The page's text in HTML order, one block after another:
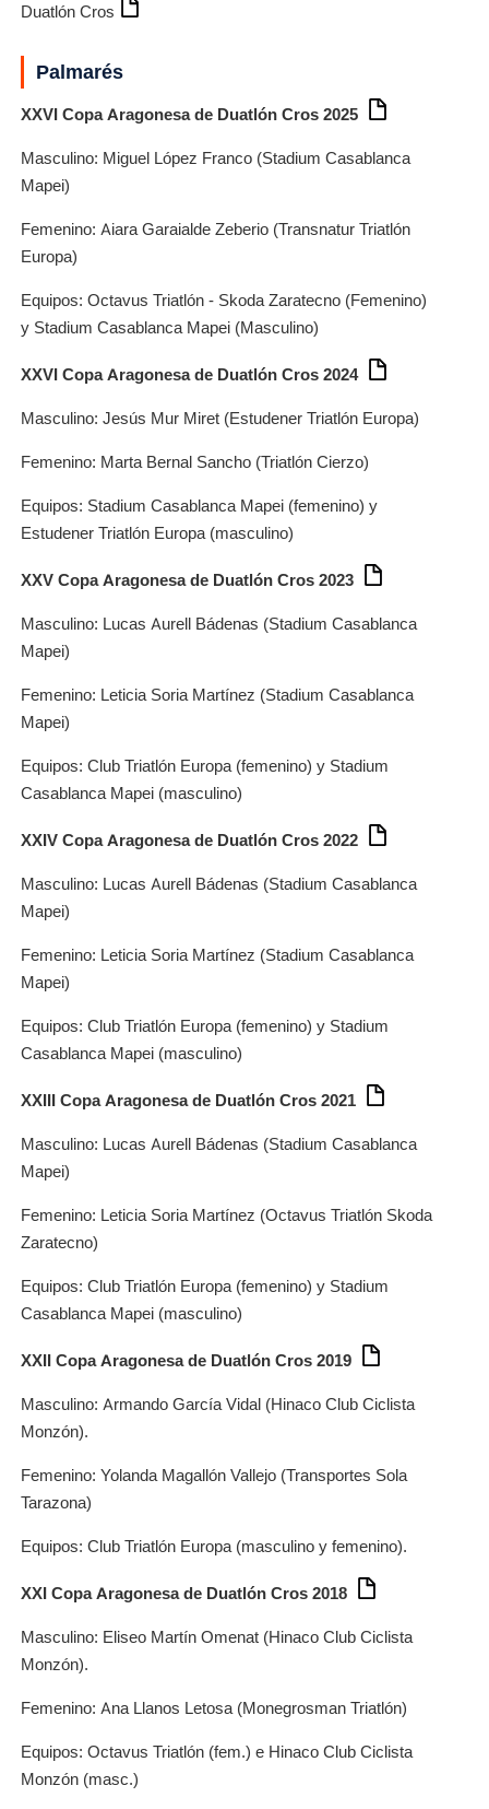
Duatlón Cros
Palmarés
XXVI Copa Aragonesa de Duatlón Cros 2025
Masculino: Miguel López Franco (Stadium Casablanca
Mapei)
Femenino: Aiara Garaialde Zeberio (Transnatur Triatlón
Europa)
Equipos: Octavus Triatlón - Skoda Zaratecno (Femenino)
y Stadium Casablanca Mapei (Masculino)
XXVI Copa Aragonesa de Duatlón Cros 2024
Masculino: Jesús Mur Miret (Estudener Triatlón Europa)
Femenino: Marta Bernal Sancho (Triatlón Cierzo)
Equipos: Stadium Casablanca Mapei (femenino) y
Estudener Triatlón Europa (masculino)
XXV Copa Aragonesa de Duatlón Cros 2023
Masculino: Lucas Aurell Bádenas (Stadium Casablanca
Mapei)
Femenino: Leticia Soria Martínez (Stadium Casablanca
Mapei)
Equipos: Club Triatlón Europa (femenino) y Stadium
Casablanca Mapei (masculino)
XXIV Copa Aragonesa de Duatlón Cros 2022
Masculino: Lucas Aurell Bádenas (Stadium Casablanca
Mapei)
Femenino: Leticia Soria Martínez (Stadium Casablanca
Mapei)
Equipos: Club Triatlón Europa (femenino) y Stadium
Casablanca Mapei (masculino)
XXIII Copa Aragonesa de Duatlón Cros 2021
Masculino: Lucas Aurell Bádenas (Stadium Casablanca
Mapei)
Femenino: Leticia Soria Martínez (Octavus Triatlón Skoda
Zaratecno)
Equipos: Club Triatlón Europa (femenino) y Stadium
Casablanca Mapei (masculino)
XXII Copa Aragonesa de Duatlón Cros 2019
Masculino: Armando García Vidal (Hinaco Club Ciclista
Monzón).
Femenino: Yolanda Magallón Vallejo (Transportes Sola
Tarazona)
Equipos: Club Triatlón Europa (masculino y femenino).
XXI Copa Aragonesa de Duatlón Cros 2018
Masculino: Eliseo Martín Omenat (Hinaco Club Ciclista
Monzón).
Femenino: Ana Llanos Letosa (Monegrosman Triatlón)
Equipos: Octavus Triatlón (fem.) e Hinaco Club Ciclista
Monzón (masc.)